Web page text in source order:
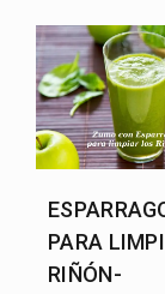
PARA
RIÑÓN-